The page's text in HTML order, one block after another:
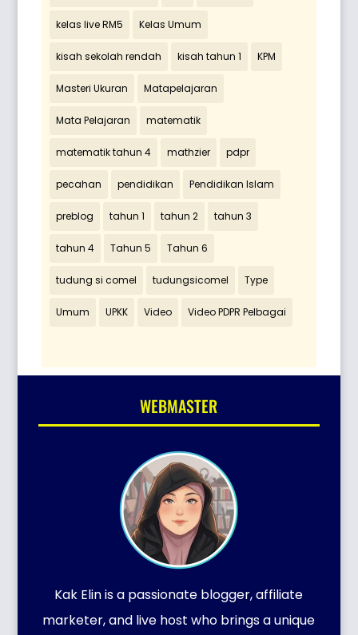
kelas live RM5 Kelas Umum
kisah sekolah rendah kisah tahun 1 KPM
Masteri Ukuran Matapelajaran
Mata Pelajaran matematik
matematik tahun 4 mathzier pdpr
pecahan pendidikan Pendidikan Islam
preblog tahun 1 tahun 2 tahun 3
tahun 4 Tahun 5 Tahun 6
tudung si comel tudungsicomel Type
Umum UPKK Video Video PDPR Pelbagai
WEBMASTER
Kak Elin is a passionate blogger, affiliate
marketer, and live host who brings a unique